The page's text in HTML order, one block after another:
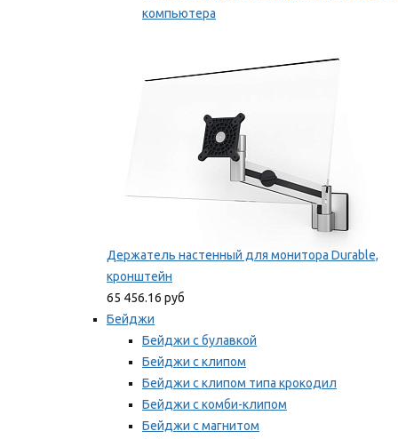
компьютера
Держатель настенный для монитора Durable,
кронштейн
65 456.16 руб
Бейджи
Бейджи с булавкой
Бейджи с клипом
Бейджи с клипом типа крокодил
Бейджи с комби-клипом
Бейджи с магнитом